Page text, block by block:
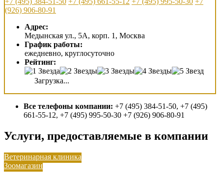
(926) 906-80-91
Адрес:
Медынская ул., 5А, корп. 1, Москва
График работы:
ежедневно, круглосуточно
Рейтинг:
Загрузка...
Все телефоны компании: +7 (495) 384-51-50, +7 (495)
661-55-12, +7 (495) 995-50-30 +7 (926) 906-80-91
Услуги, предоставляемые в компании
Ветеринарная клиника
Зоомагазин